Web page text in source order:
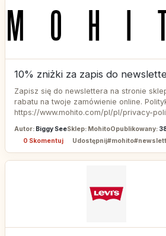
10% zniżki za zapis do
Zapisz się do newslettera na stronie
rabatu na twoje zamówienie online.
https://www.mohito.com/pl/pl/privacy-
Autor: Biggy SeeSklep: MohitoOpublikowany:
0 Skomentuj Udostępnij#mohito